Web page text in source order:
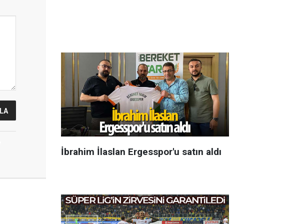
İbrahim İlaslan Ergesspor'u satın aldı